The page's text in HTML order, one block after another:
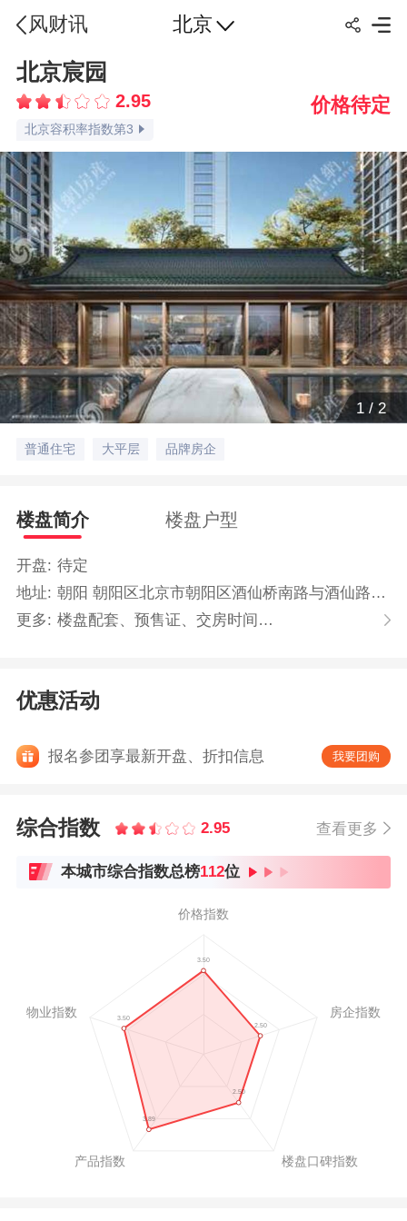
风财讯 北京
北京宸园
2.95
北京交通指数第1
北京配套指数第1
北京容积率指数第3
北京绿化率指数第3
北京车位比指数第2
北京楼盘点评指数第3
北京楼盘口碑指数第3
品牌认知指数第2
价格待定
1 /2
普通住宅 大平层 品牌房企
楼盘简介 楼盘户型
开盘: 待定
地址:
朝阳 朝阳区北京市朝阳区酒仙桥南路与酒仙路交叉路口东南侧
更多: 楼盘配套、预售证、交房时间…
优惠活动
报名参团享最新开盘、折扣信息 我要团购
综合指数 2.95 查看更多
本城市综合指数总榜112位